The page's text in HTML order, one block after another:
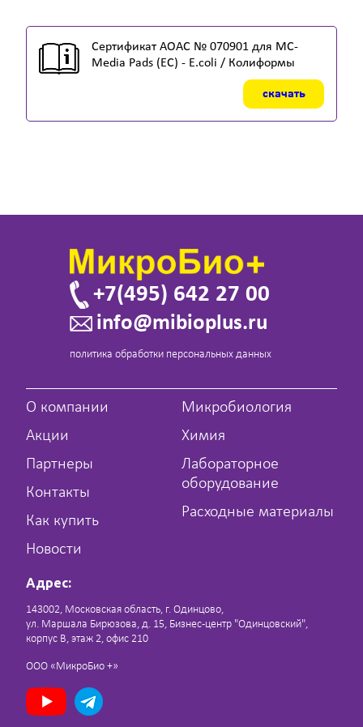
Сертификат AOAC № 070901 для MC-
Media Pads (EC) - E.coli / Колиформы
скачать
+7(495) 642 27 00
info@mibioplus.ru
политика обработки персональных данных
О компании
Акции
Партнеры
Контакты
Как купить
Новости
Микробиология
Химия
Лабораторное
оборудование
Расходные материалы
Адрес:
143002, Московская область, г. Одинцово,
ул. Маршала Бирюзова, д. 15, Бизнес-центр "Одинцовский",
корпус В, этаж 2, офис 210
ООО «МикроБио +»